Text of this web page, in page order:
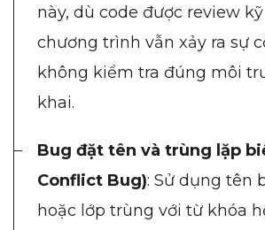
này, dù code được review
chương trình vẫn xảy ra sự
không kiểm tra đúng môi
khai.
Bug đặt tên và trùng lặp
Conflict Bug): Sử dụng tên
hoặc lớp trùng với từ khóa